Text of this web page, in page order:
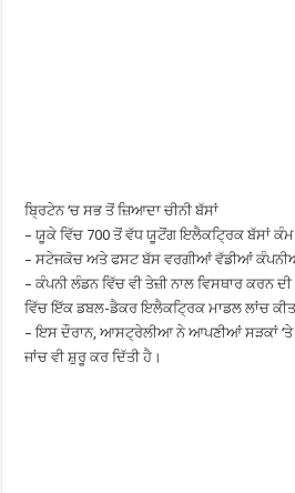
ਬ੍ਰਿਟੇਨ ‘ਚ ਸਭ ਤੋਂ ਜ਼ਿਆਦਾ ਚੀਨੀ ਬੱਸਾਂ
– ਯੂਕੇ ਵਿੱਚ 700 ਤੋਂ ਵੱਧ ਯੂਟੋਂਗ ਇਲੈਕਟ੍ਰਿਕ ਬੱਸਾਂ
– ਸਟੇਜਕੋਚ ਅਤੇ ਫਸਟ ਬੱਸ ਵਰਗੀਆਂ ਵੱਡੀਆਂ
– ਕੰਪਨੀ ਲੰਡਨ ਵਿੱਚ ਵੀ ਤੇਜ਼ੀ ਨਾਲ ਵਿਸਥਾਰ ਕਰਨ
ਵਿੱਚ ਇੱਕ ਡਬਲ-ਡੈਕਰ ਇਲੈਕਟ੍ਰਿਕ ਮਾਡਲ ਲਾਂਚ
– ਇਸ ਦੌਰਾਨ, ਆਸਟ੍ਰੇਲੀਆ ਨੇ ਆਪਣੀਆਂ ਸੜਕਾਂ ‘ਤੇ
ਜਾਂਚ ਵੀ ਸ਼ੁਰੂ ਕਰ ਦਿੱਤੀ ਹੈ।